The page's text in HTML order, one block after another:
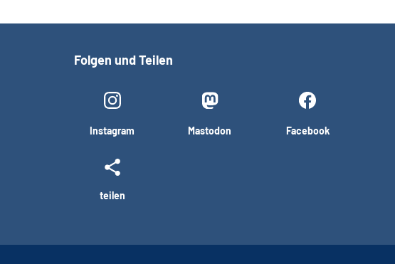
Folgen und Teilen
Instagram Mastodon Facebook
teilen